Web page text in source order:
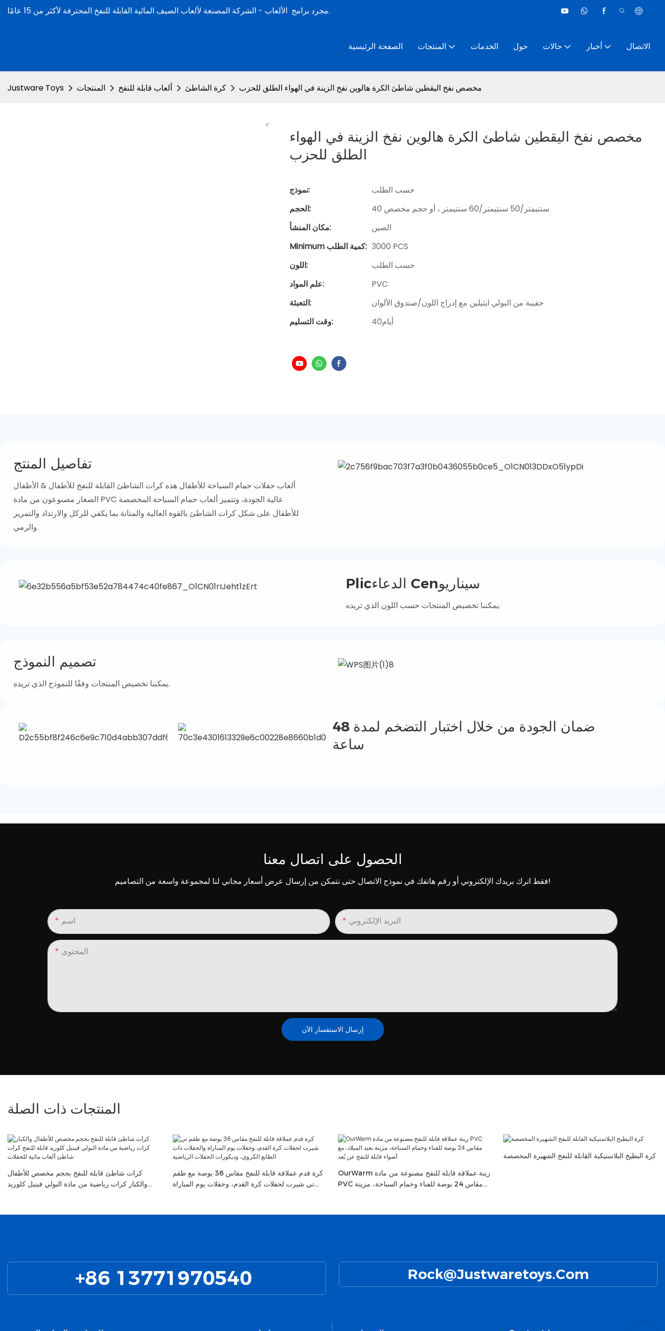
مجرد برامج الألعاب - الشركة المصنعة لألعاب الصيف المائية القابلة للنفخ المحترفة لأكثر من 15 عامًا.
الصفحة الرئيسية المنتجات الخدمات حول حالات أخبار الاتصال
Justware Toys المنتجات ألعاب قابلة للنفخ كرة الشاطئ مخصص نفخ اليقطين شاطئ الكرة هالوين نفخ الزينة في الهواء الطلق للحزب
مخصص نفخ اليقطين شاطئ الكرة هالوين نفخ الزينة في الهواء
الطلق للحزب
نموذج:
حسب الطلب
الحجم:
40 سنتيمتر/50 سنتيمتر/60 سنتيمتر ، أو حجم مخصص
مكان المنشأ:
الصين
Minimum كمية الطلب: 3000 PCS
اللون:
حسب الطلب
علم المواد:
PVC
التعبئة:
حقيبة من البولي ايثيلين مع إدراج اللون/صندوق الألوان
وقت التسليم:
أيام40
تفاصيل المنتج
ألعاب حفلات حمام السباحة للأطفال هذه كرات الشاطئ القابلة للنفخ للأطفال & الأطفال
الصغار مصنوعون من مادة PVC عالية الجودة، وتتميز ألعاب حمام السباحة المخصصة
للأطفال على شكل كرات الشاطئ بالقوة العالية والمتانة بما يكفي للركل والارتداد والتمرير
والرمي.
Plicالدعاء Cenسيناريو
يمكننا تخصيص المنتجات حسب اللون الذي تريده.
تصميم النموذج
يمكننا تخصيص المنتجات وفقًا للنموذج الذي تريده.
ضمان الجودة من خلال اختبار التضخم لمدة 48
ساعة
الحصول على اتصال معنا
فقط اترك بريدك الإلكتروني أو رقم هاتفك في نموذج الاتصال حتى نتمكن من إرسال عرض أسعار مجاني لنا لمجموعة واسعة من التصاميم!
اسم البريد الإلكتروني
المحتوى
إرسال الاستفسار الآن
المنتجات ذات الصلة
كرات شاطئ قابلة للنفخ بحجم مخصص للأطفال
والكبار كرات رياضية من مادة البولي فينيل كلوريد
كرة قدم عملاقة قابلة للنفخ مقاس 36 بوصة مع طقم
تي شيرت لحفلات كرة القدم، وحفلات يوم المباراة
OurWarm زينة عملاقة قابلة للنفخ مصنوعة من مادة
PVC مقاس 24 بوصة للفناء وحمام السباحة، مزينة
كرة البطيخ البلاستيكية القابلة للنفخ الشهيرة المخصصة
+86 13771970540 Rock@Justwaretoys.com